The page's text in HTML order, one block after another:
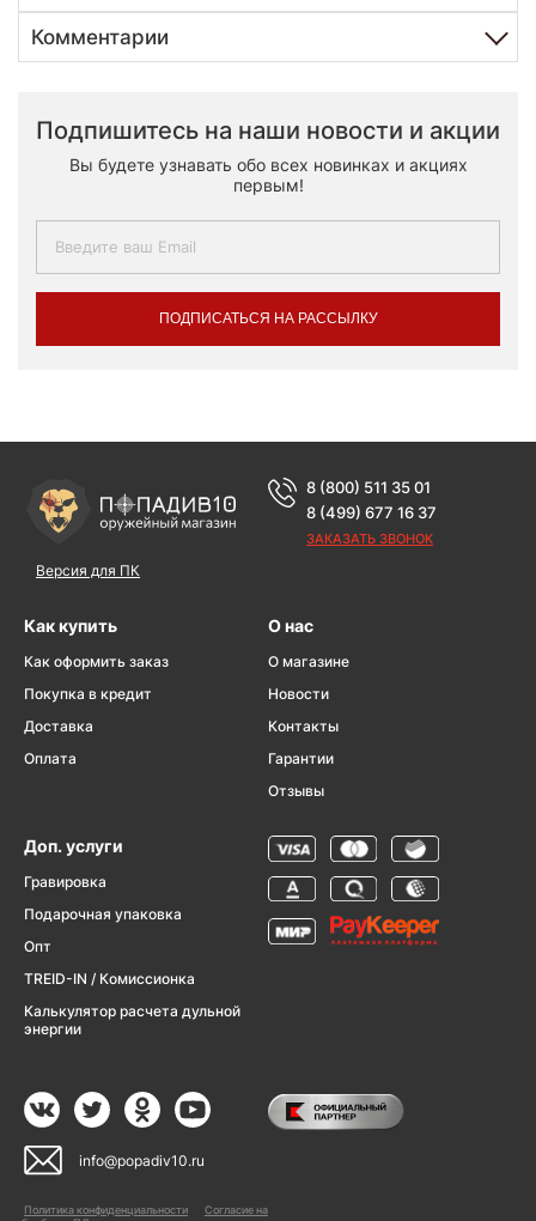
Комментарии
Подпишитесь на наши новости и акции
Вы будете узнавать обо всех новинках и акциях
первым!
ПОДПИСАТЬСЯ НА РАССЫЛКУ
Версия для ПК
8 (800) 511 35 01
8 (499) 677 16 37
ЗАКАЗАТЬ ЗВОНОК
Как купить
Как оформить заказ
Покупка в кредит
Доставка
Оплата
О нас
О магазине
Новости
Контакты
Гарантии
Отзывы
Доп. услуги
Гравировка
Подарочная упаковка
Опт
TREID-IN / Комиссионка
Калькулятор расчета дульной
энергии
info@popadiv10.ru
Политика конфиденциальности
Согласие на